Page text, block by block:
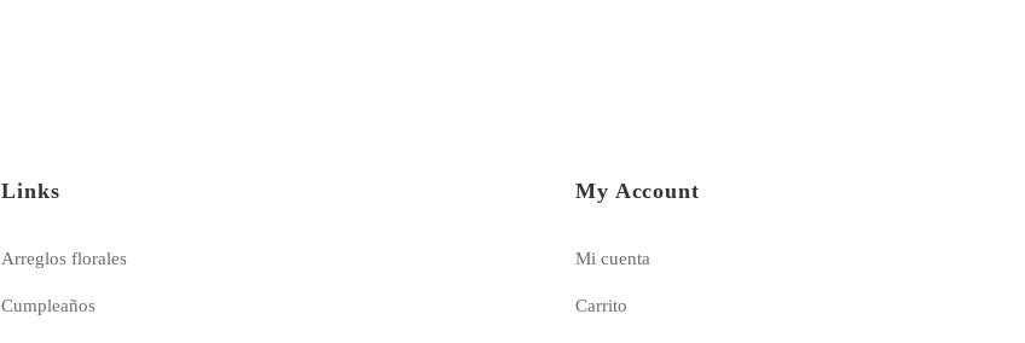
Links
Arreglos florales
Cumpleaños
My Account
Mi cuenta
Carrito